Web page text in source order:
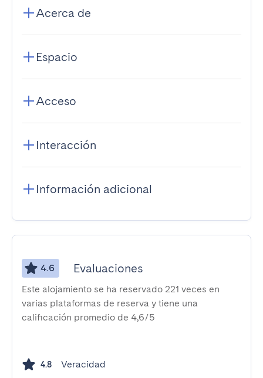
Acerca de
Espacio
Acceso
Interacción
Información adicional
4.6 Evaluaciones
Este alojamiento se ha reservado 221 veces en
varias plataformas de reserva y tiene una
calificación promedio de 4,6/5
4.8 Veracidad